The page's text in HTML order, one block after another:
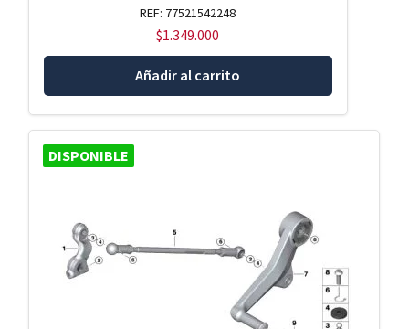
REF: 77521542248
$1.349.000
Añadir al carrito
DISPONIBLE